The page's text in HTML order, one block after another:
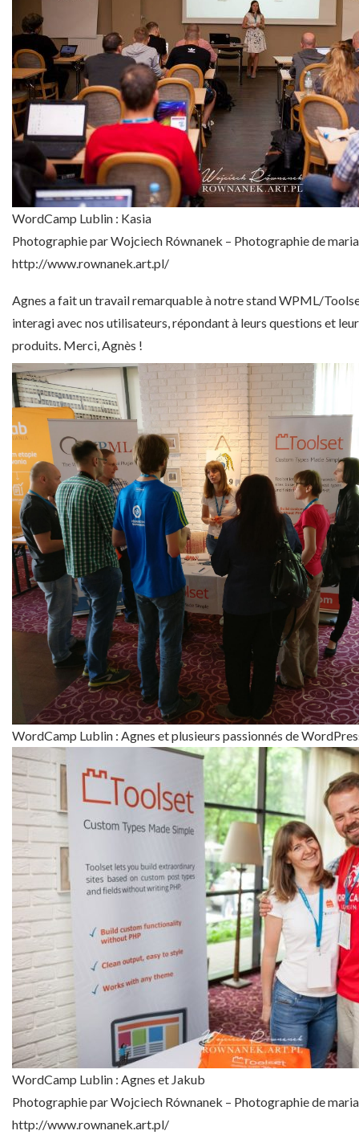
WordCamp Lublin : Kasia
Photographie par Wojciech Równanek – Photographie de
http://www.rownanek.art.pl/
Agnes a fait un travail remarquable à notre stand WPML/
interagi avec nos utilisateurs, répondant à leurs questions et
produits. Merci, Agnès !
WordCamp Lublin : Agnes et plusieurs passionnés de
WordCamp Lublin : Agnes et Jakub
Photographie par Wojciech Równanek – Photographie de
http://www.rownanek.art.pl/